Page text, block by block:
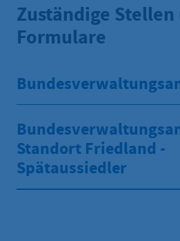
Zuständige Stellen
Formulare
Standort Friedland -
Spätaussiedler